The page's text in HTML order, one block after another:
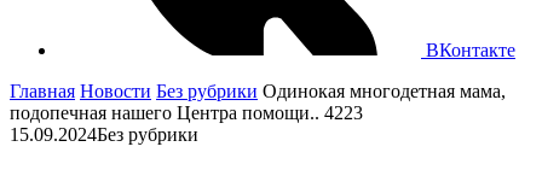
ВКонтакте
Главная Новости Без рубрики Одинокая многодетная мама,
подопечная нашего Центра помощи.. 4223
15.09.2024Без рубрики